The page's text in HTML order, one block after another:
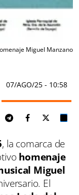
Miguel Manzano
07/AGO/25 - 10:58
, la comarca de
homenaje
Miguel
El